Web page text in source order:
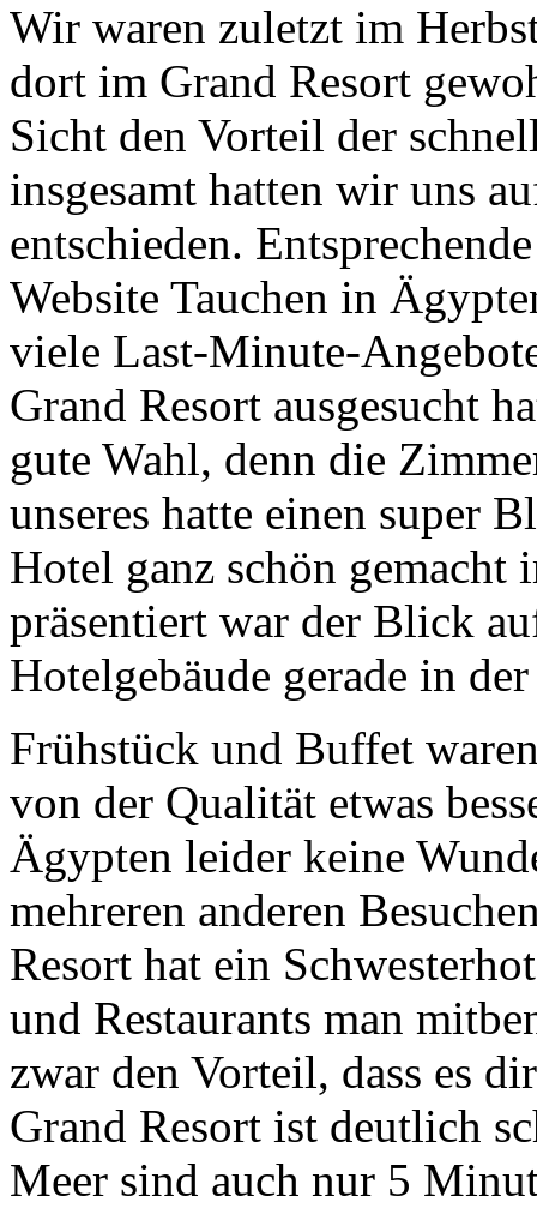
Wir waren zuletzt im
dort im Grand Resort
Sicht den Vorteil der
insgesamt hatten wir uns
entschieden.
Website Tauchen in
viele Last-Minute-
Grand Resort ausgesucht
gute Wahl, denn die
unseres hatte einen super
Hotel ganz schön gemacht
präsentiert war der Blick
Hotelgebäude gerade in
Frühstück und Buffet
von der Qualität etwas
Ägypten leider keine
mehreren anderen
Resort hat ein
und Restaurants man
zwar den Vorteil, dass es
Grand Resort ist deutlich
Meer sind auch nur 5